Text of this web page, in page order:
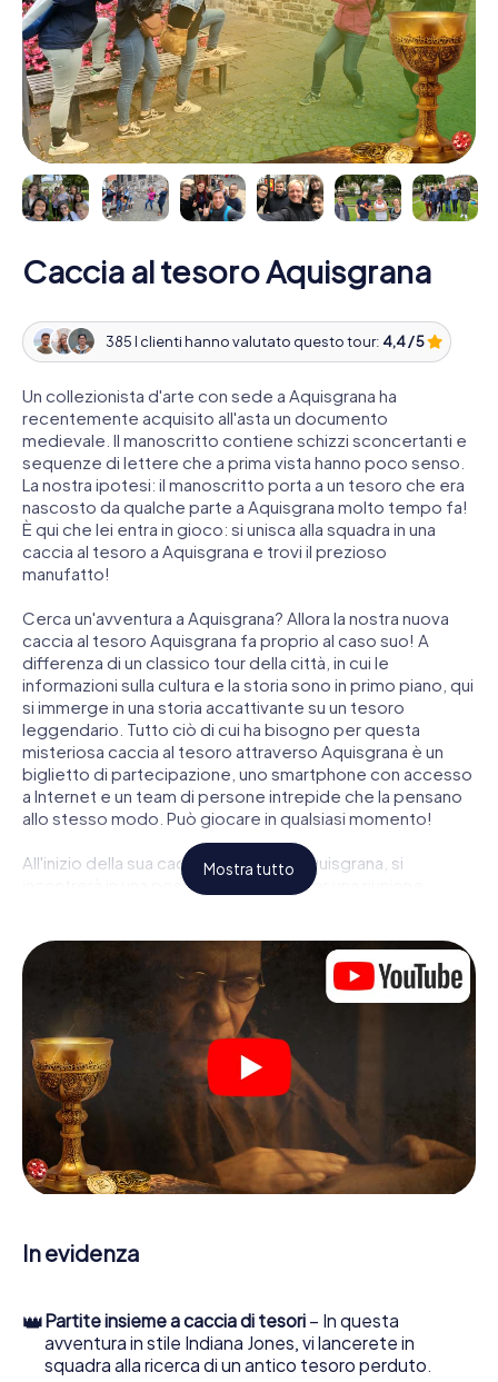
Caccia al tesoro Aquisgrana
385 I clienti hanno valutato questo tour: 4,4 / 5
Un collezionista d'arte con sede a Aquisgrana ha
recentemente acquisito all'asta un documento
medievale. Il manoscritto contiene schizzi sconcertanti e
sequenze di lettere che a prima vista hanno poco senso.
La nostra ipotesi: il manoscritto porta a un tesoro che era
nascosto da qualche parte a Aquisgrana molto tempo fa!
È qui che lei entra in gioco: si unisca alla squadra in una
caccia al tesoro a Aquisgrana e trovi il prezioso
manufatto!
Cerca un'avventura a Aquisgrana? Allora la nostra nuova
caccia al tesoro Aquisgrana fa proprio al caso suo! A
differenza di un classico tour della città, in cui le
informazioni sulla cultura e la storia sono in primo piano, qui
si immerge in una storia accattivante su un tesoro
leggendario. Tutto ciò di cui ha bisogno per questa
misteriosa caccia al tesoro attraverso Aquisgrana è un
biglietto di partecipazione, uno smartphone con accesso
a Internet e un team di persone intrepide che la pensano
allo stesso modo. Può giocare in qualsiasi momento!
All'inizio della sua caccia al tesoro a Aquisgrana, si
incontrerà in una posizione centrale per una riunione
chi ha quello che serve per essere un code breaker? Nella
nostra caccia al tesoro a Aquisgrana c'è un ruolo adatto
per ogni giocatore.
Una volta assegnati i ruoli, può iniziare la caccia al tesoro
del thriller poliziesco a Aquisgrana: puoi decifrare codici
crittografati, risolvere complicati compiti logici e cercare
indizi, indizi in vari luoghi della città. Il suo smartphone è il
suo strumento di indagine più importante: la nostra app
web sviluppata appositamente le consente di interrogare
le persone di contatto ed esaminare stringhe
enigmatiche, la aiuta a raccogliere oggetti e la guida in
Nel corso della caccia al tesoro a Aquisgrana, lei e il suo
tesoro è a pochi passi di distanza.
Mostra tutto
In evidenza
👑Partite insieme a caccia di tesori – In questa
avventura in stile Indiana Jones, vi lancerete in
squadra alla ricerca di un antico tesoro perduto.